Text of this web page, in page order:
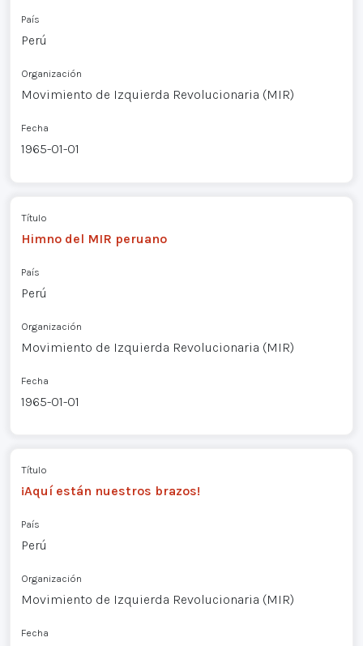
País
Perú
Organización
Movimiento de Izquierda Revolucionaria (MIR)
Fecha
1965-01-01
Título
Himno del MIR peruano
País
Perú
Organización
Movimiento de Izquierda Revolucionaria (MIR)
Fecha
1965-01-01
Título
¡Aquí están nuestros brazos!
País
Perú
Organización
Movimiento de Izquierda Revolucionaria (MIR)
Fecha